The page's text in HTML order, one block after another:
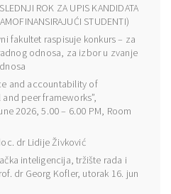
ROK ZA UPIS KANDIDATA
STUDENTI)
fakultet raspisuje konkurs – za
odnosa, za izbor u zvanje
and accountability of
peer frameworks”,
2026, 5.00 – 6.00 PM, Room
dr Lidije Živković
inteligencija, tržište rada i
dr Georg Kofler, utorak 16. jun